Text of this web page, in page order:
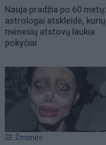
Nauja pradžia po 60 metų:
astrologai atskleidė, kurių
mėnesių atstovų laukia
pokyčiai
Žmonės